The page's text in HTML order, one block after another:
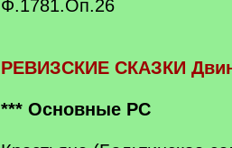
Ф.1781.Оп.26
РЕВИЗСКИЕ СКАЗКИ
*** Основные РС